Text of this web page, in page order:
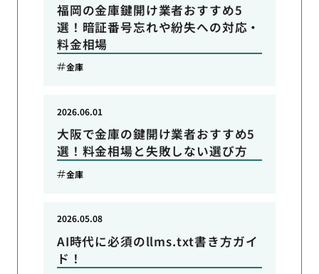
福岡の金庫鍵開け業者おすすめ5
選！暗証番号忘れや紛失への対応・
料金相場
金庫
大阪で金庫の鍵開け業者おすすめ5
選！料金相場と失敗しない選び方
2026.06.01
金庫
AI時代に必須のllms.txt書き方ガイ
ド！
2026.05.08